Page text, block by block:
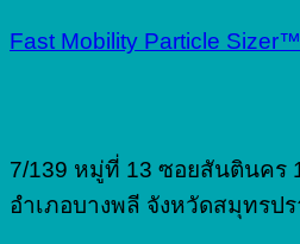
Fast Mobility Particle
7/139 หมู่ที่ 13 ซอยสันตินคร
อำเภอบางพลี จังหวัดสมุทรป